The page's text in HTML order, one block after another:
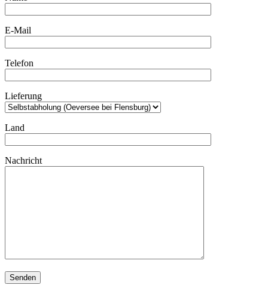
E-Mail
Telefon
Lieferung
Land
Nachricht